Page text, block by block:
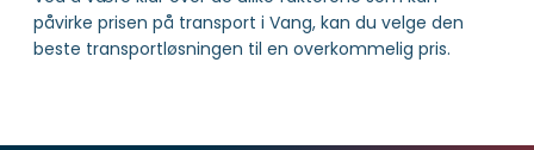
påvirke prisen på transport i Vang, kan du velge den
beste transportløsningen til en overkommelig pris.